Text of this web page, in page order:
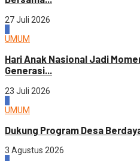
27 Juli 2026
UMUM
Hari Anak Nasional Jadi
Generasi...
23 Juli 2026
UMUM
Dukung Program Desa
3 Agustus 2026